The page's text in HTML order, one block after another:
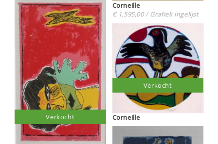
Verkocht
Corneille
€ 1,595,00 / Grafiek ingelijst
Corneille
Verkocht